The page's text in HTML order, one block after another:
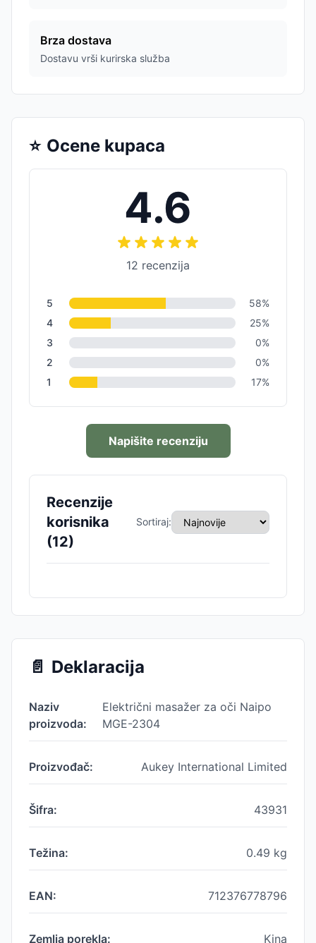
Brza dostava
Dostavu vrši kurirska služba
⭐ Ocene kupaca
4.6
12 recenzija
5 58%
4
25%
3
0%
2
0%
1
17%
Napišite recenziju
Recenzije
korisnika
(12)
Sortiraj:
📄 Deklaracija
Naziv
proizvoda:
Električni masažer za oči Naipo
MGE-2304
Proizvođač: Aukey International Limited
Šifra: 43931
Težina: 0.49 kg
EAN: 712376778796
Zemlja porekla: Kina